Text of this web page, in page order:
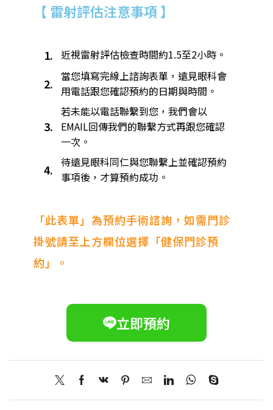
【 雷射評估注意事項 】
1. 近視雷射評估檢查時間約1.5至2小時。​
2.
當您填寫完線上諮詢表單，遠見眼科會
用電話跟您確認預約的日期與時間。
3.
若未能以電話聯繫到您，我們會以
EMAIL回傳我們的聯繫方式再跟您確認
一次。
4. 待遠見眼科同仁與您聯繫上並確認預約
事項後，才算預約成功。
「此表單」為預約手術諮詢，如需門診
掛號請至上方欄位選擇「健保門診預
約」。
立即預約